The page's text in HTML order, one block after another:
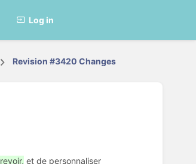
Log in
Revision #3420 Changes
revoir, et de personnaliser